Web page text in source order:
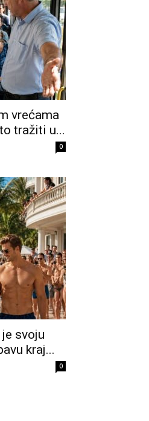
vrećama
tražiti u...
0
svoju
kraj...
0